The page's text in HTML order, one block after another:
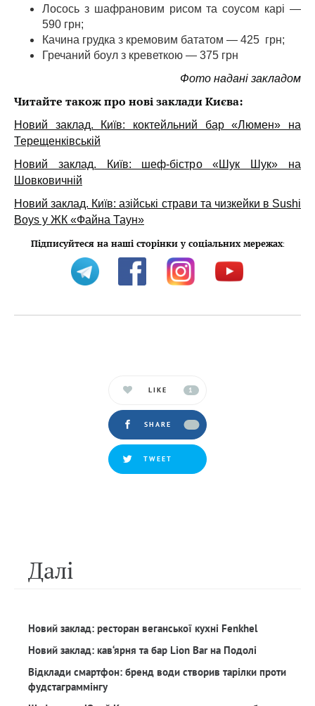
Лосось з шафрановим рисом та соусом карі —
590 грн;
Качина грудка з кремовим бататом — 425 грн;
Гречаний боул з креветкою — 375 грн
Фото надані закладом
Читайте також про нові заклади Києва:
Новий заклад. Київ: коктейльний бар «Люмен» на
Терещенківській
Новий заклад. Київ: шеф-бістро «Шук Шук» на
Шовковичній
Новий заклад. Київ: азійські страви та чизкейки в Sushi
Boys у ЖК «Файна Таун»
Підписуйтеся на наші сторінки у соціальних мережах:
LIKE 1
SHARE
TWEET
Далi
Новий заклад: ресторан веганської кухні Fenkhel
Новий заклад: кав‘ярня та бар Lion Bar на Подолі
Відклади смартфон: бренд води створив тарілки проти
фудстаграммінгу